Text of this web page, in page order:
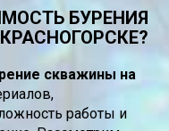
БУРЕНИЯ
скважины на
работы и